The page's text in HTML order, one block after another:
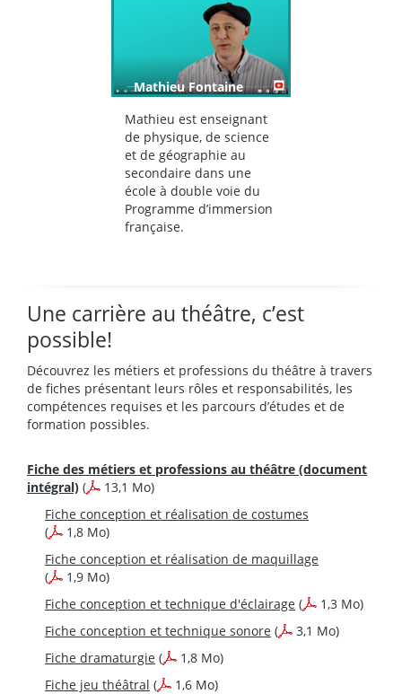
Mathieu Fontaine
Mathieu est enseignant
de physique, de science
et de géographie au
secondaire dans une
école à double voie du
Programme d’immersion
française.
Une carrière au théâtre, c’est
possible!
Découvrez les métiers et professions du théâtre à travers
de fiches présentant leurs rôles et responsabilités, les
compétences requises et les parcours d’études et de
formation possibles.
Fiche des métiers et professions au théâtre (document
intégral) (
13,1 Mo)
Fiche conception et réalisation de costumes
(
1,8 Mo)
Fiche conception et réalisation de maquillage
(
1,9 Mo)
Fiche conception et technique d'éclairage (
1,3 Mo)
Fiche conception et technique sonore (
3,1 Mo)
Fiche dramaturgie (
1,8 Mo)
Fiche jeu théâtral (
1,6 Mo)